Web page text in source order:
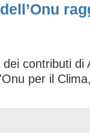
contributi di
per il